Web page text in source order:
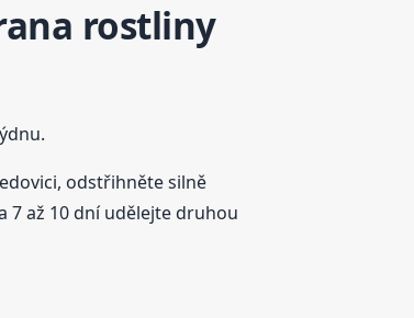
rostliny
odstřihněte silně
7 až 10 dní udělejte druhou